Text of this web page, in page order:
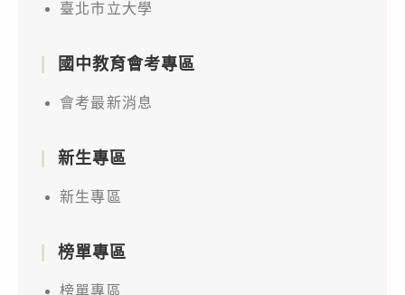
臺北市立大學
國中教育會考專區
會考最新消息
新生專區
新生專區
榜單專區
榜單專區